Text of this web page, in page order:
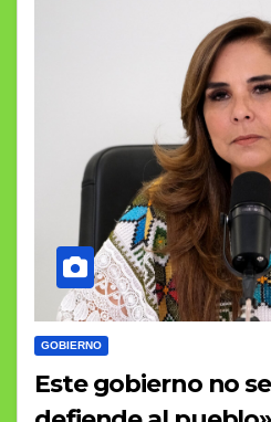
GOBIERNO
Este gobierno no